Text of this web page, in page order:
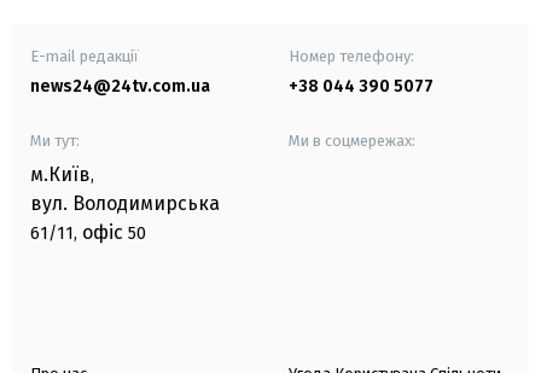
E-mail редакції
news24@24tv.com.ua
Номер телефону:
+38 044 390 5077
Ми тут:
м.Київ,
вул. Володимирська
61/11, офіс 50
Ми в соцмережах: